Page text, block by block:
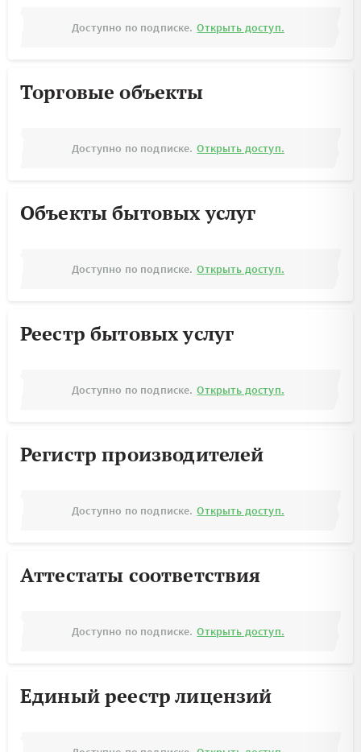
Доступно по подписке. Открыть доступ.
Торговые объекты
Доступно по подписке. Открыть доступ.
Объекты бытовых услуг
Доступно по подписке. Открыть доступ.
Реестр бытовых услуг
Доступно по подписке. Открыть доступ.
Регистр производителей
Доступно по подписке. Открыть доступ.
Аттестаты соответствия
Доступно по подписке. Открыть доступ.
Единый реестр лицензий